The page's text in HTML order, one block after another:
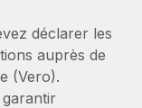
déclarer les
auprès de
(Vero).